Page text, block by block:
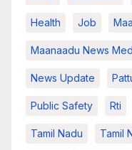
Health Job
Maanaadu News
News Update
Public Safety Rti
Tamil Nadu Tamil